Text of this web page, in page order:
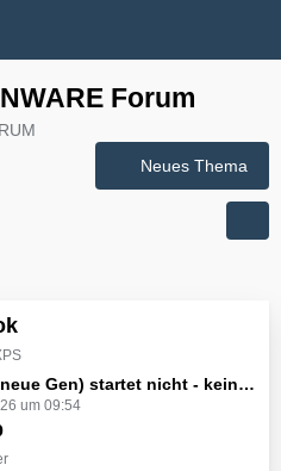
Forum
Neues Thema
Licht - nichts tut sich - hat jemand eine Idee wie man ihn zum Leben erwecken könnte?
um 09:54